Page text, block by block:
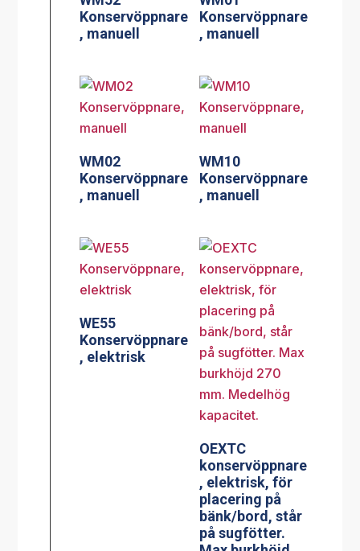
Konservöppnare
, manuell
Konservöppnare
, manuell
WM02
Konservöppnare
, manuell
WM10
Konservöppnare
, manuell
WE55
Konservöppnare
, elektrisk
OEXTC
konservöppnare
, elektrisk, för
placering på
bänk/bord, står
på sugfötter.